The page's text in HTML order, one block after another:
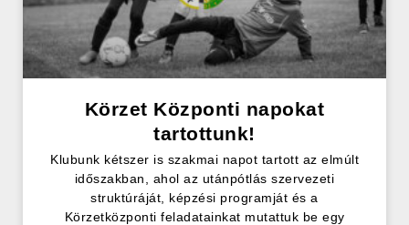
Körzet Központi napokat
tartottunk!
Klubunk kétszer is szakmai napot tartott az elmúlt
időszakban, ahol az utánpótlás szervezeti
struktúráját, képzési programját és a
Körzetközponti feladatainkat mutattuk be egy